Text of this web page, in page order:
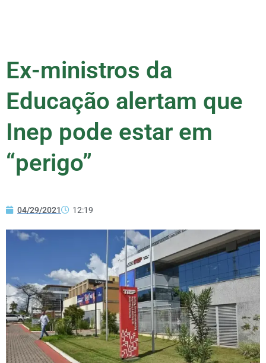
Ex-ministros da
Educação alertam que
Inep pode estar em
“perigo”
04/29/2021 12:19